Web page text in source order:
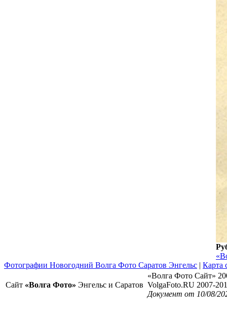
Фотографии Новогодний Волга Фото Саратов Энгельс | Карта
Сайт «Волга Фото» Энгельс и Саратов
«Волга Фото Сайт»
VolgaFoto.RU 2007-
Документ от 10/08/